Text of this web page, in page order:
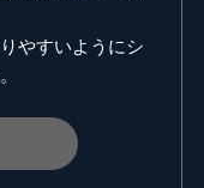
やすいようにシ